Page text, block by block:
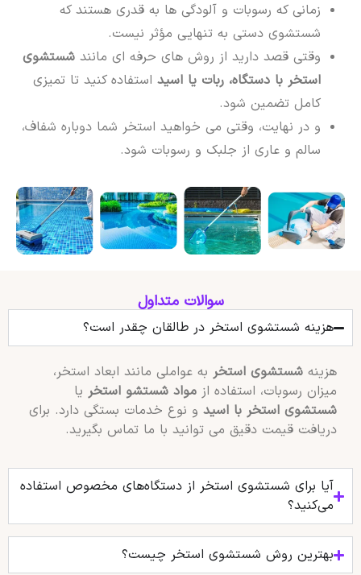
زمانی که رسوبات و آلودگی ها به قدری هستند که
شستشوی دستی به تنهایی مؤثر نیست.
وقتی قصد دارید از روش های حرفه ای مانند شستشوی
استخر با دستگاه، ربات یا اسیداستفاده کنید تا تمیزی
کامل تضمین شود.
و در نهایت، وقتی می خواهید استخر شما دوباره شفاف،
سالم و عاری از جلبک و رسوبات شود.
سوالات متداول
هزینه شستشوی استخر در طالقان چقدر است؟
هزینه شستشوی استخربه عواملی مانند ابعاد استخر،
میزان رسوبات، استفاده از مواد شستشو استخریا
شستشوی استخر با اسیدو نوع خدمات بستگی دارد. برای
دریافت قیمت دقیق می توانید با ما تماس بگیرید.
آیا برای شستشوی استخر از دستگاه‌های مخصوص استفاده
می‌کنید؟
بهترین روش شستشوی استخر چیست؟